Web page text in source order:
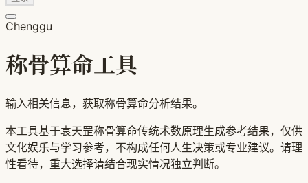
Chenggu
称骨算命工具
输入相关信息，获取称骨算命分析结果。
本工具基于袁天罡称骨算命传统术数原理生成参考结果，仅供
文化娱乐与学习参考，不构成任何人生决策或专业建议。请理
性看待，重大选择请结合现实情况独立判断。